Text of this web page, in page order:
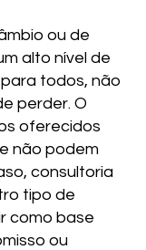
ou de
alto nível de
todos, não
perder. O
oferecidos
não podem
consultoria
tipo de
como base
ou